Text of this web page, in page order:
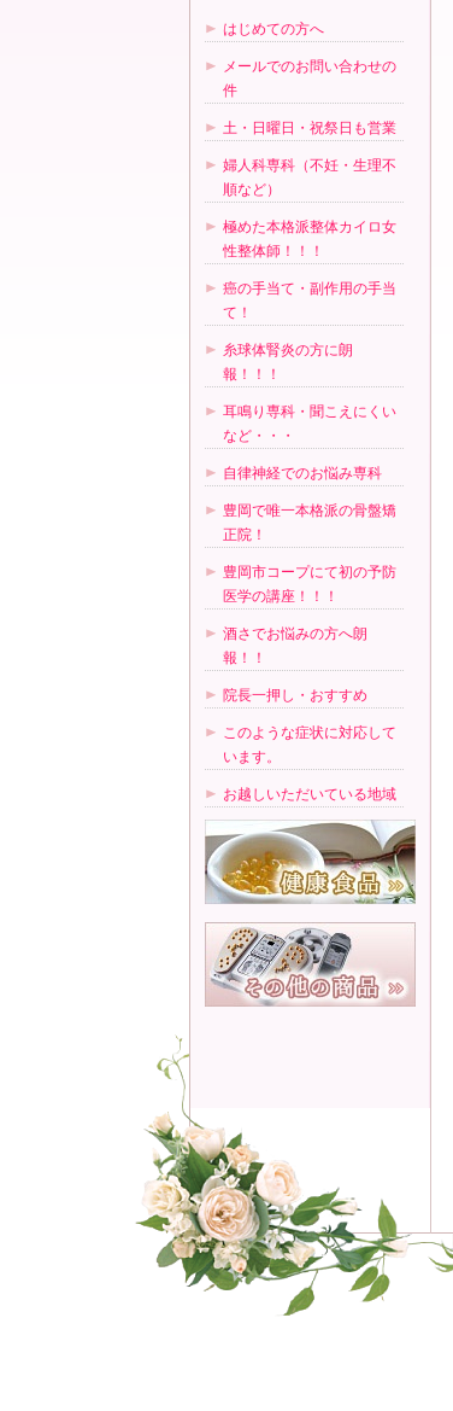
はじめての方へ
メールでのお問い合わせの
件
土・日曜日・祝祭日も営業
婦人科専科（不妊・生理不
順など）
極めた本格派整体カイロ女
性整体師！！！
癌の手当て・副作用の手当
て！
糸球体腎炎の方に朗
報！！！
耳鳴り専科・聞こえにくい
など・・・
自律神経でのお悩み専科
豊岡で唯一本格派の骨盤矯
正院！
豊岡市コープにて初の予防
医学の講座！！！
酒さでお悩みの方へ朗
報！！
院長一押し・おすすめ
このような症状に対応して
います。
お越しいただいている地域